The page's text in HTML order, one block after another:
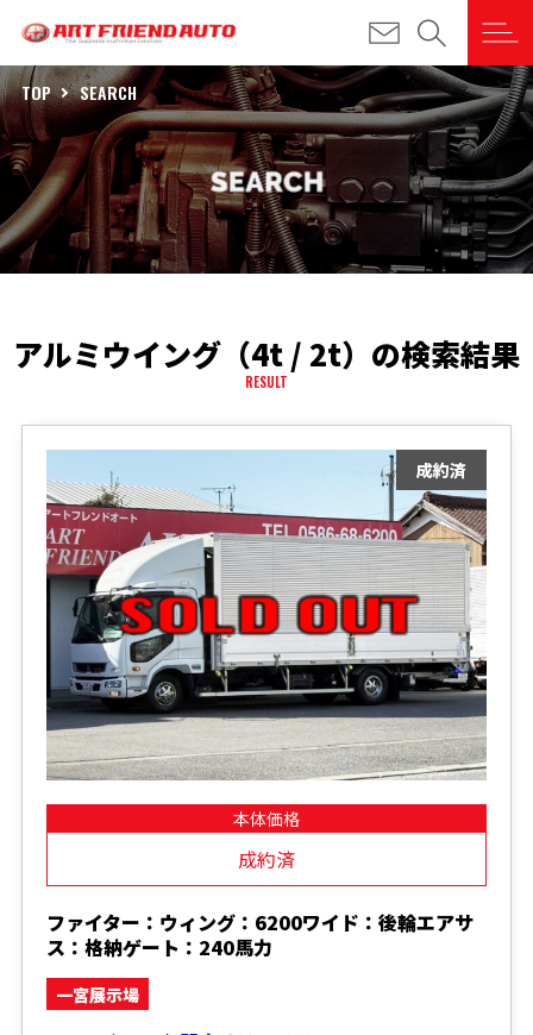
TOP SEARCH
アルミウイング（4t / 2t）の検索結果
RESULT
本体価格
成約済
ファイター：ウィング：6200ワイド：後輪エアサ
ス：格納ゲート：240馬力
一宮展示場